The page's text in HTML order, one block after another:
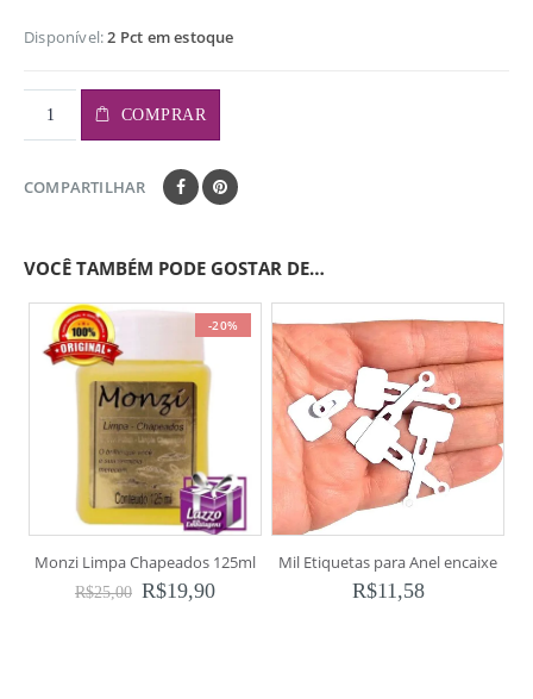
Disponível:2 Pct em estoque
COMPRAR
COMPARTILHAR
VOCÊ TAMBÉM PODE GOSTAR DE…
-20%
Monzi Limpa Chapeados 125ml
R$25,00 R$19,90
Mil Etiquetas para Anel encaixe
R$11,58